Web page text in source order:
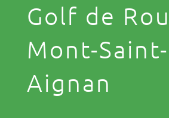
Golf de
Mont-Saint-
Aignan